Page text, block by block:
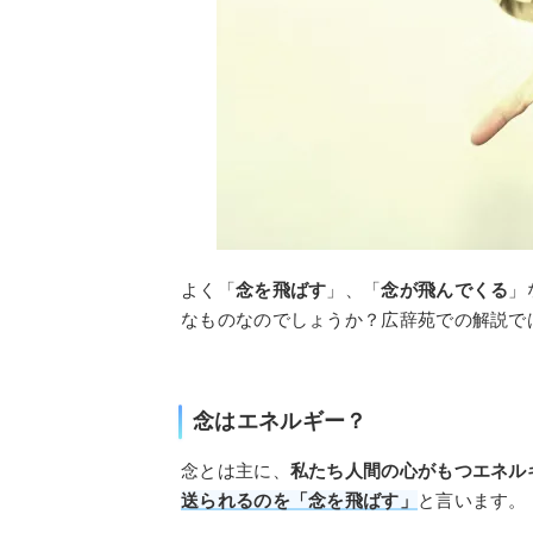
よく「念を飛ばす 」、「念が飛んでくる
なものなのでしょうか？広辞苑での解説で
念はエネルギー？
念とは主に、 私たち人間の心がもつエネル
送られるのを「念を飛ばす」 と言います。